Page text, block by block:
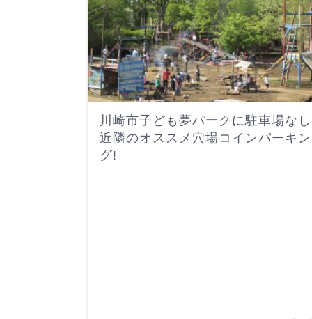
川崎市子ども夢パークに駐車場な
近隣のオススメ穴場コインパーキン
グ!